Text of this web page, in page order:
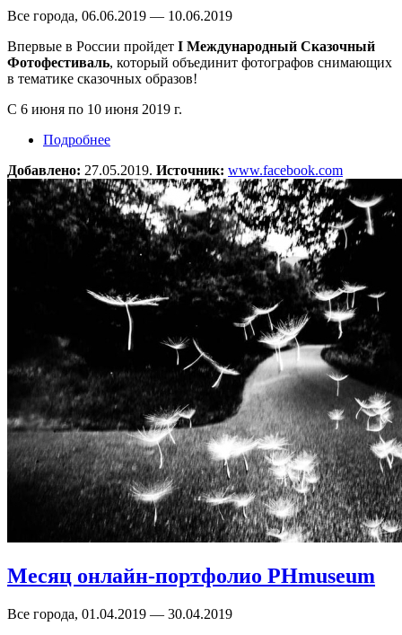
Все города, 06.06.2019 — 10.06.2019
Впервые в России пройдет I Международный Сказочный
Фотофестиваль, который объединит фотографов снимающих
в тематике сказочных образов!
С 6 июня по 10 июня 2019 г.
Подробнее
Добавлено: 27.05.2019. Источник: www.facebook.com
Месяц онлайн-портфолио PHmuseum
Все города, 01.04.2019 — 30.04.2019